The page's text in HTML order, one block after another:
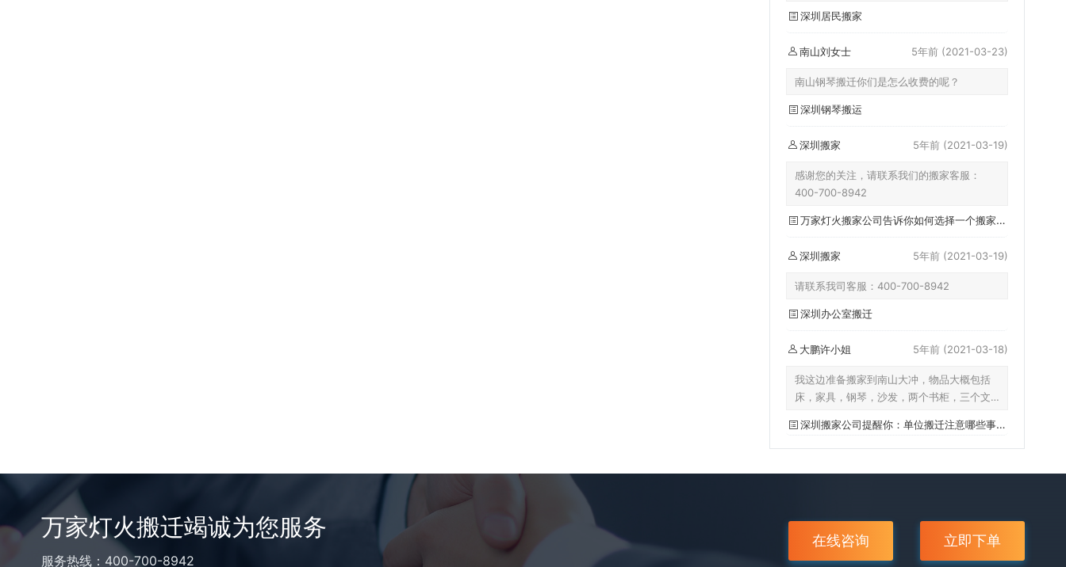
深圳居民搬家
南山刘女士 5年前 (2021-03-23)
南山钢琴搬迁你们是怎么收费的呢？
深圳钢琴搬运
深圳搬家 5年前 (2021-03-19)
感谢您的关注，请联系我们的搬家客服：
400-700-8942
万家灯火搬家公司告诉你如何选择一个搬家公司
深圳搬家 5年前 (2021-03-19)
请联系我司客服：400-700-8942
深圳办公室搬迁
大鹏许小姐 5年前 (2021-03-18)
我这边准备搬家到南山大冲，物品大概包括
床，家具，钢琴，沙发，两个书柜，三个文
品，大概多少钱？
深圳搬家公司提醒你：单位搬迁注意哪些事项？
万家灯火搬迁竭诚为您服务
服务热线：400-700-8942
在线咨询 立即下单